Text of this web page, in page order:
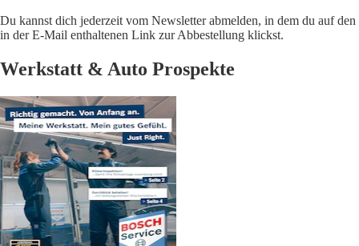
Du kannst dich jederzeit vom Newsletter abmelden, in dem du auf den
in der E-Mail enthaltenen Link zur Abbestellung klickst.
Werkstatt & Auto Prospekte